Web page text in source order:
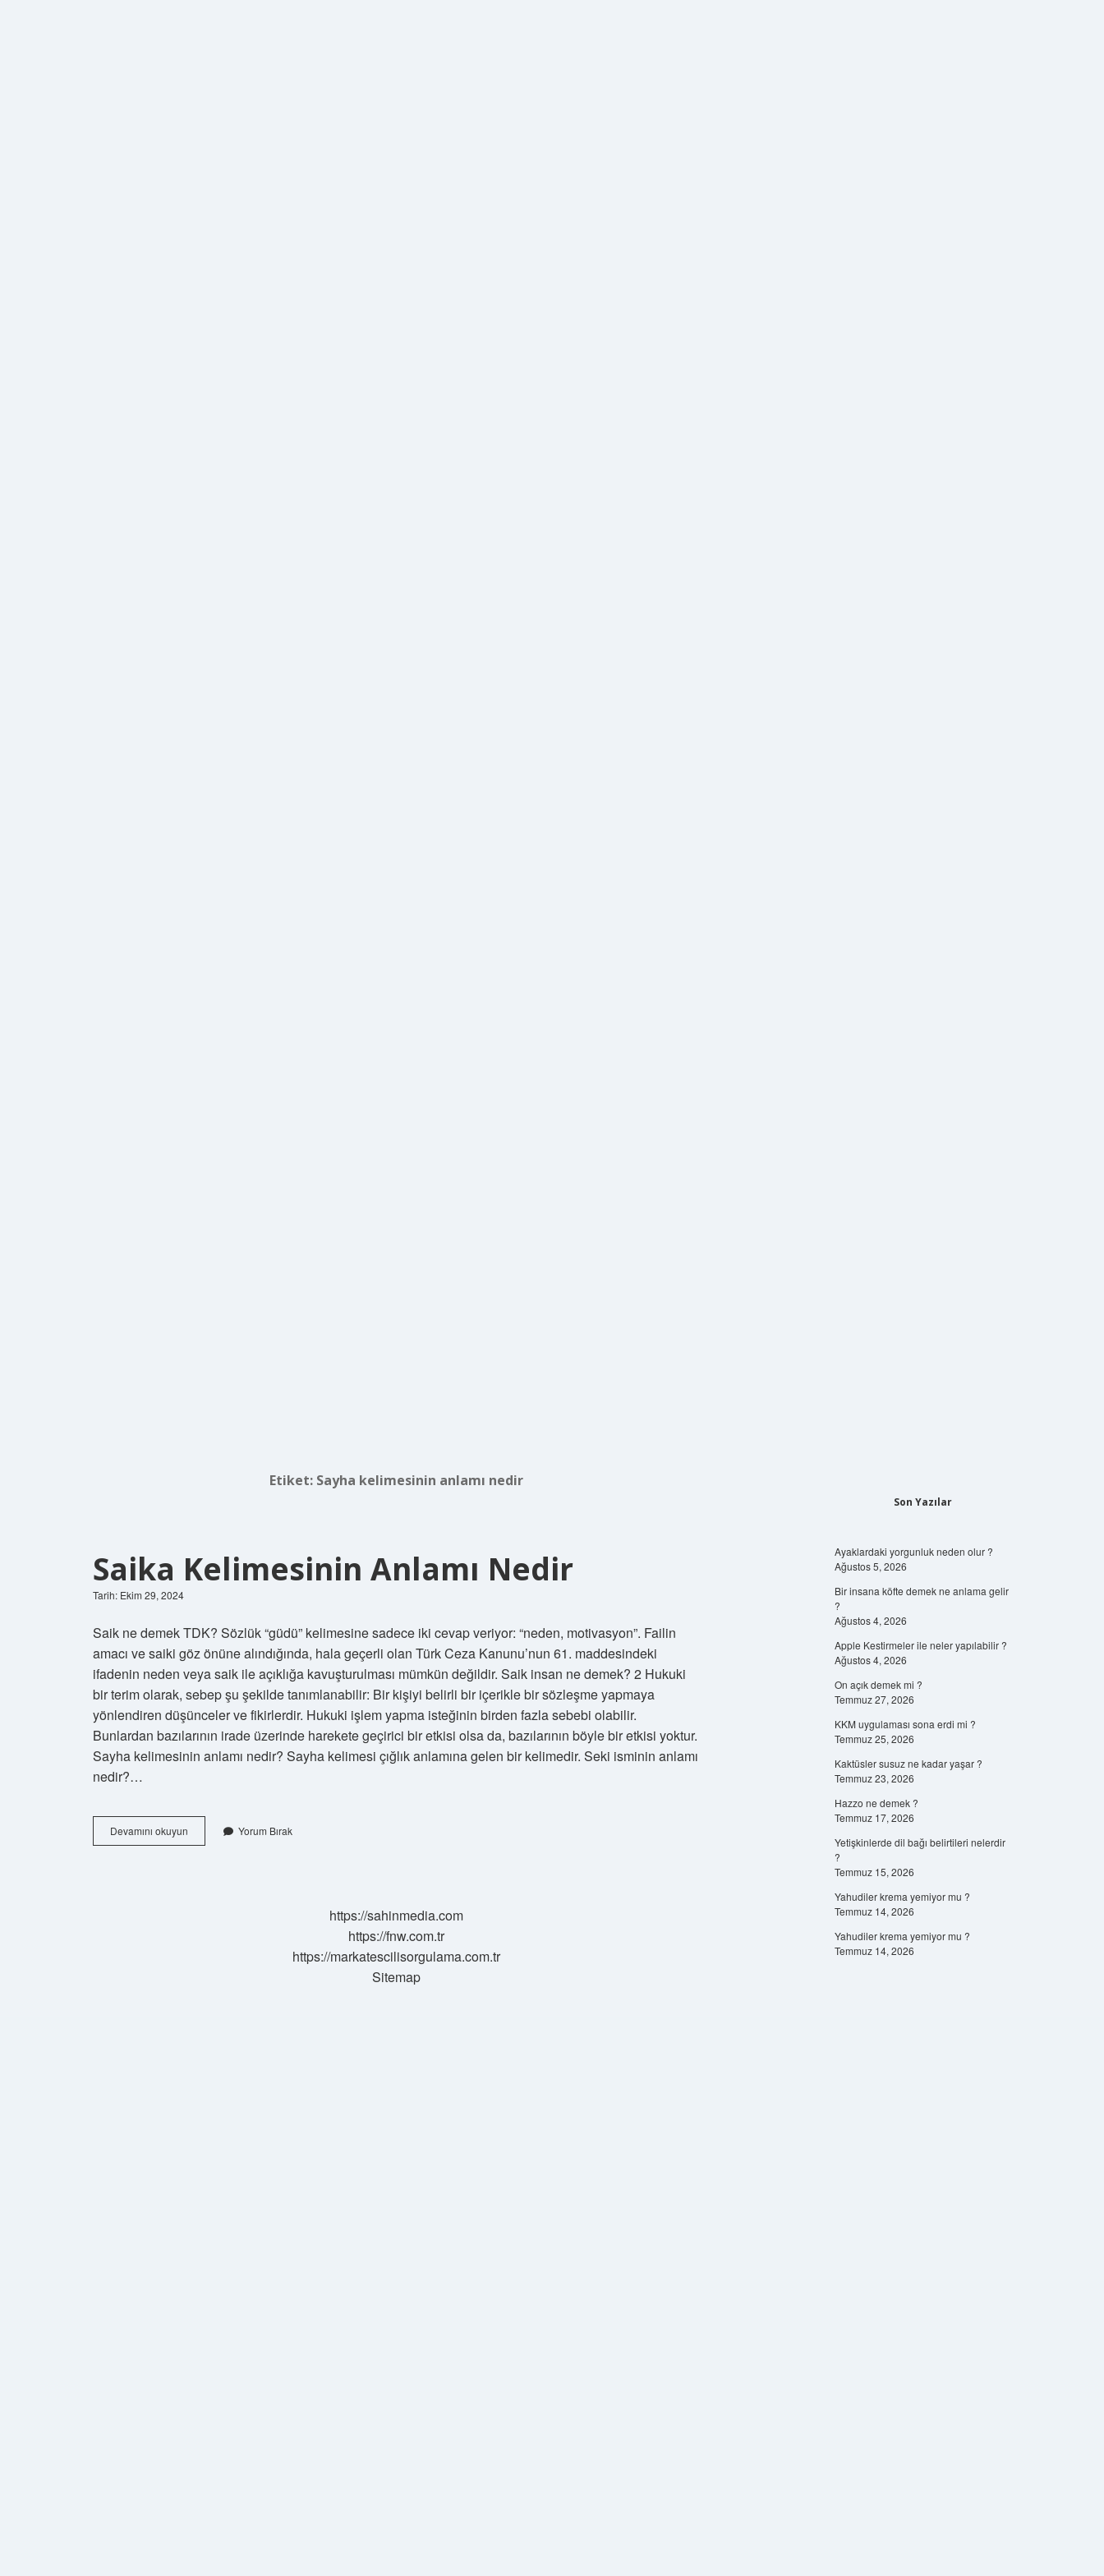
Etiket: Sayha kelimesinin anlamı nedir
Saika Kelimesinin Anlamı Nedir
Tarih: Ekim 29, 2024
Saik ne demek TDK? Sözlük “güdü” kelimesine sadece iki cevap veriyor: “neden, motivasyon”. Failin
amacı ve saiki göz önüne alındığında, hala geçerli olan Türk Ceza Kanunu’nun 61. maddesindeki
ifadenin neden veya saik ile açıklığa kavuşturulması mümkün değildir. Saik insan ne demek? 2 Hukuki
bir terim olarak, sebep şu şekilde tanımlanabilir: Bir kişiyi belirli bir içerikle bir sözleşme yapmaya
yönlendiren düşünceler ve fikirlerdir. Hukuki işlem yapma isteğinin birden fazla sebebi olabilir.
Bunlardan bazılarının irade üzerinde harekete geçirici bir etkisi olsa da, bazılarının böyle bir etkisi yoktur.
Sayha kelimesinin anlamı nedir? Sayha kelimesi çığlık anlamına gelen bir kelimedir. Seki isminin anlamı
nedir?…
Devamını okuyun
Kelimesinin
Yorum Bırak
https://sahinmedia.com
https://fnw.com.tr
https://markatescilisorgulama.com.tr
Sitemap
Son Yazılar
Ayaklardaki yorgunluk neden olur ?
Ağustos 5, 2026
Bir insana köfte demek ne anlama gelir
?
Ağustos 4, 2026
Apple Kestirmeler ile neler yapılabilir ?
Ağustos 4, 2026
On açık demek mi ?
Temmuz 27, 2026
KKM uygulaması sona erdi mi ?
Temmuz 25, 2026
Kaktüsler susuz ne kadar yaşar ?
Temmuz 23, 2026
Hazzo ne demek ?
Temmuz 17, 2026
Yetişkinlerde dil bağı belirtileri nelerdir
?
Temmuz 15, 2026
Yahudiler krema yemiyor mu ?
Temmuz 14, 2026
Yahudiler krema yemiyor mu ?
Temmuz 14, 2026